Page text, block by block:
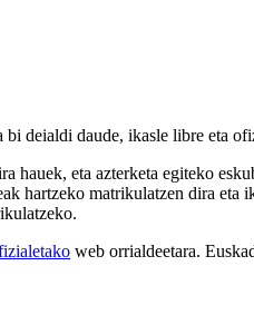
deialdi daude, ikasle libre eta
hauek, eta azterketa egiteko
hartzeko matrikulatzen dira eta
web orrialdeetara.